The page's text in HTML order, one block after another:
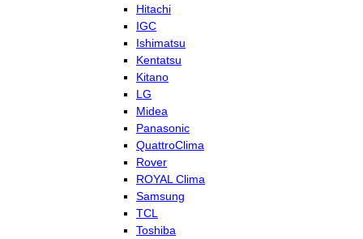
Hitachi
IGC
Ishimatsu
Kentatsu
Kitano
LG
Midea
Panasonic
QuattroClima
Rover
ROYAL Clima
Samsung
TCL
Toshiba